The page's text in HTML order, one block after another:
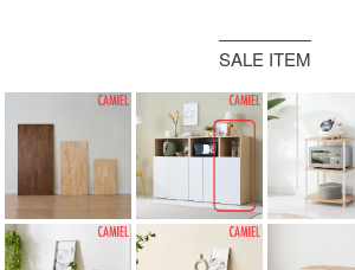
SALE ITEM